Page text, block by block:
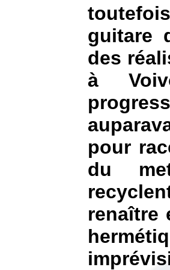
guitare
des
à
pour
du
renaître